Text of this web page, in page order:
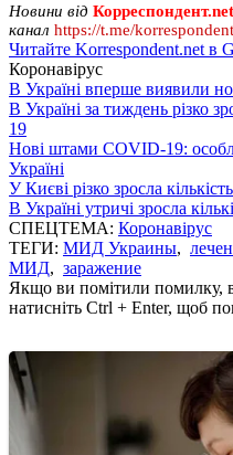
Новини від Корреспондент.net
канал https://t.me/
Читайте Korrespondent.net в
Коронавірус
В Україні вперше виявили
В Україні за тиждень різко
19
Нові штами COVID-19:
Україні
У Києві різко зросла
В Україні утричі зросла
СПЕЦТЕМА: Коронавірус
ТЕГИ: МИД Украины,
МИД, заражение
Якщо ви помітили помилку,
натисніть Ctrl + Enter, щоб